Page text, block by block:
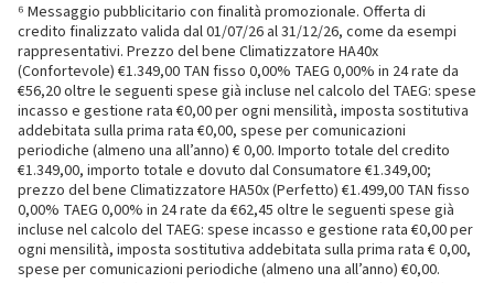
⁶ Messaggio pubblicitario con finalità promozionale. Offerta di
credito finalizzato valida dal 01/07/26 al 31/12/26, come da esempi
rappresentativi. Prezzo del bene Climatizzatore HA40x
(Confortevole) €1.349,00 TAN fisso 0,00% TAEG 0,00% in 24 rate da
€56,20 oltre le seguenti spese già incluse nel calcolo del TAEG: spese
incasso e gestione rata €0,00 per ogni mensilità, imposta sostitutiva
addebitata sulla prima rata €0,00, spese per comunicazioni
periodiche (almeno una all’anno) € 0,00. Importo totale del credito
€1.349,00, importo totale e dovuto dal Consumatore €1.349,00;
prezzo del bene Climatizzatore HA50x (Perfetto) €1.499,00 TAN fisso
0,00% TAEG 0,00% in 24 rate da €62,45 oltre le seguenti spese già
incluse nel calcolo del TAEG: spese incasso e gestione rata €0,00 per
ogni mensilità, imposta sostitutiva addebitata sulla prima rata € 0,00,
spese per comunicazioni periodiche (almeno una all’anno) €0,00.